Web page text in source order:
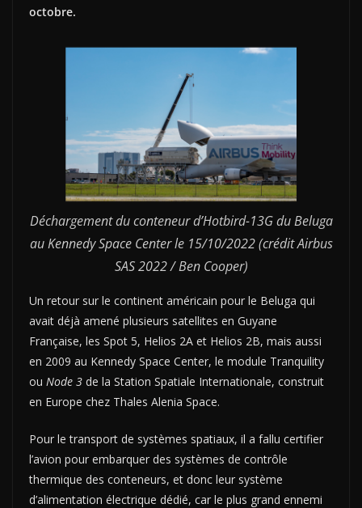
octobre.
Déchargement du conteneur d’Hotbird-13G du Beluga
au Kennedy Space Center le 15/10/2022 (crédit Airbus
SAS 2022 / Ben Cooper)
Un retour sur le continent américain pour le Beluga qui
avait déjà amené plusieurs satellites en Guyane
Française, les Spot 5, Helios 2A et Helios 2B, mais aussi
en 2009 au Kennedy Space Center, le module Tranquility
ou Node 3 de la Station Spatiale Internationale, construit
en Europe chez Thales Alenia Space.
Pour le transport de systèmes spatiaux, il a fallu certifier
l’avion pour embarquer des systèmes de contrôle
thermique des conteneurs, et donc leur système
d’alimentation électrique dédié, car le plus grand ennemi